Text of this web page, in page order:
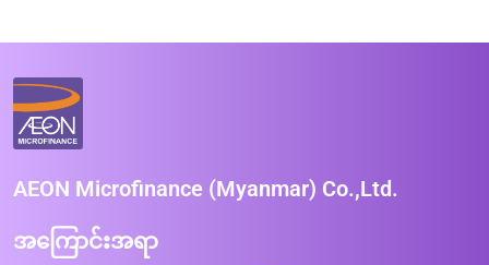
AEON Microfinance (Myanmar) Co.,Ltd.
အကြောင်းအရာ